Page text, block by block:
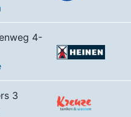
4-
3